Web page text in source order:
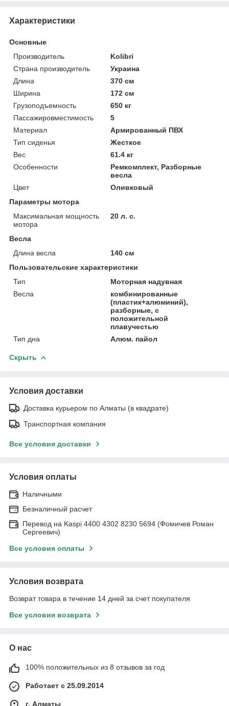
Характеристики
Основные
Производитель
Kolibri
Страна производитель
Украина
Длина
370 см
Ширина
172 см
Грузоподъемность
650 кг
Пассажировместимость
5
Материал
Армированный ПВХ
Тип сиденья
Жесткое
Вес
61.4 кг
Особенности
Ремкомплект, Разборные
весла
Цвет
Оливковый
Параметры мотора
Максимальная мощность
мотора
20 л. с.
Весла
Длина весла
140 см
Пользовательские характеристики
Тип
Моторная надувная
Весла
комбинированные
(пластик+алюминий),
разборные, с
положительной
плавучестью
Тип дна
Алюм. пайол
Скрыть
Условия доставки
Доставка курьером по Алматы (в квадрате)
Транспортная компания
Все условия доставки
Условия оплаты
Наличными
Безналичный расчет
Перевод на Kaspi 4400 4302 8230 5694 (Фомичев Роман
Сергеевич)
Все условия оплаты
Условия возврата
Возврат товара в течение 14 дней за счет покупателя
Все условия возврата
О нас
100% положительных из 8 отзывов за год
Работает с 25.09.2014
г. Алматы